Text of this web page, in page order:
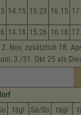
14.15 15.23 16.15
14.18 15.26 16.18
Nov, zusätzlich 18.
3./31. Okt 25 als
tägl Sa/So tägl